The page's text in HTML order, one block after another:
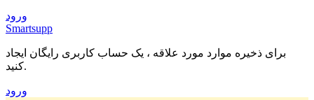
ورود
Smartsupp
برای ذخیره موارد مورد علاقه ، یک حساب کاربری رایگان ایجاد
کنید.
ورود